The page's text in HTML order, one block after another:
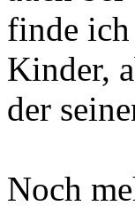
finde
Kinder,
der
Noch